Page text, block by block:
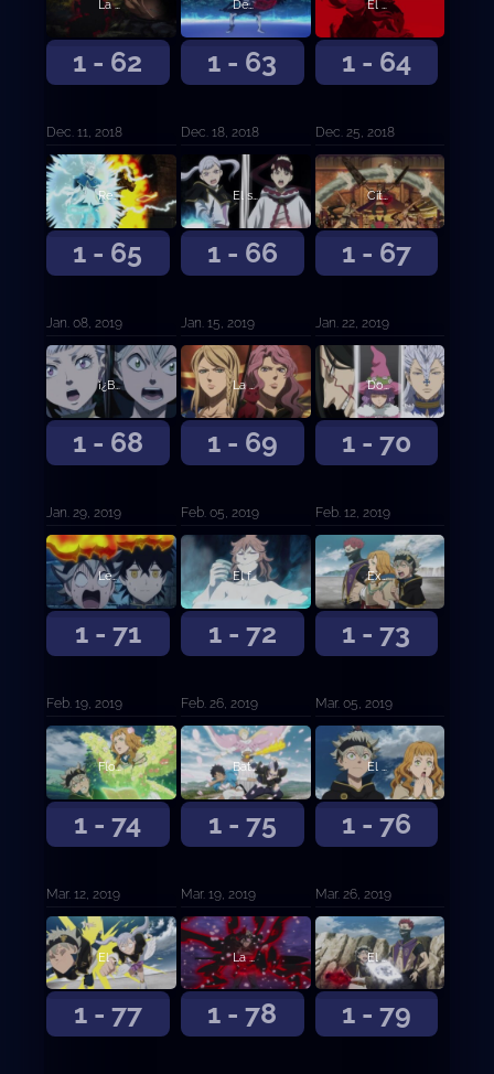
1 - 62
La persona que te hace mejorar
Dec. 11, 2018
1 - 63
Desesperación contra esperanza
Dec. 18, 2018
1 - 64
El hilo rojo del destino
Dec. 25, 2018
1 - 65
Regresamos
Jan. 08, 2019
1 - 66
El secreto de Ojo de la Noche Blanca
Jan. 15, 2019
1 - 67
Cita doble en el festival
Jan. 22, 2019
1 - 68
¡¿Batalla a Muerte?! Yami contra Jack
Jan. 29, 2019
1 - 69
La melancolía de la rosa salvaje
Feb. 05, 2019
1 - 70
Dos caras nuevas
Feb. 12, 2019
1 - 71
Leona imbatida sin corona
Feb. 19, 2019
1 - 72
El fuego de Santelmo
Feb. 26, 2019
1 - 73
Examen de selección de los Caballeros Reales
Mar. 05, 2019
1 - 74
Flor de determinación
Mar. 12, 2019
1 - 75
Batalla Feroz
Mar. 19, 2019
1 - 76
El mago X
Mar. 26, 2019
1 - 77
El destino
1 - 78
La Trampa del Plebeyo
1 - 79
El delincuente contra el musculitos